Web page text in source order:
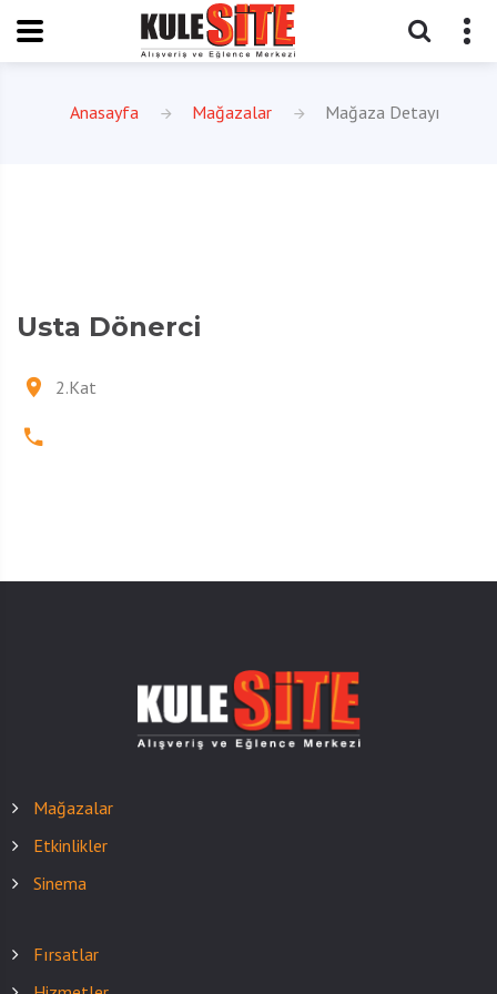
Anasayfa Mağazalar Mağaza Detayı
Usta Dönerci
2.Kat
Mağazalar
Etkinlikler
Sinema
Fırsatlar